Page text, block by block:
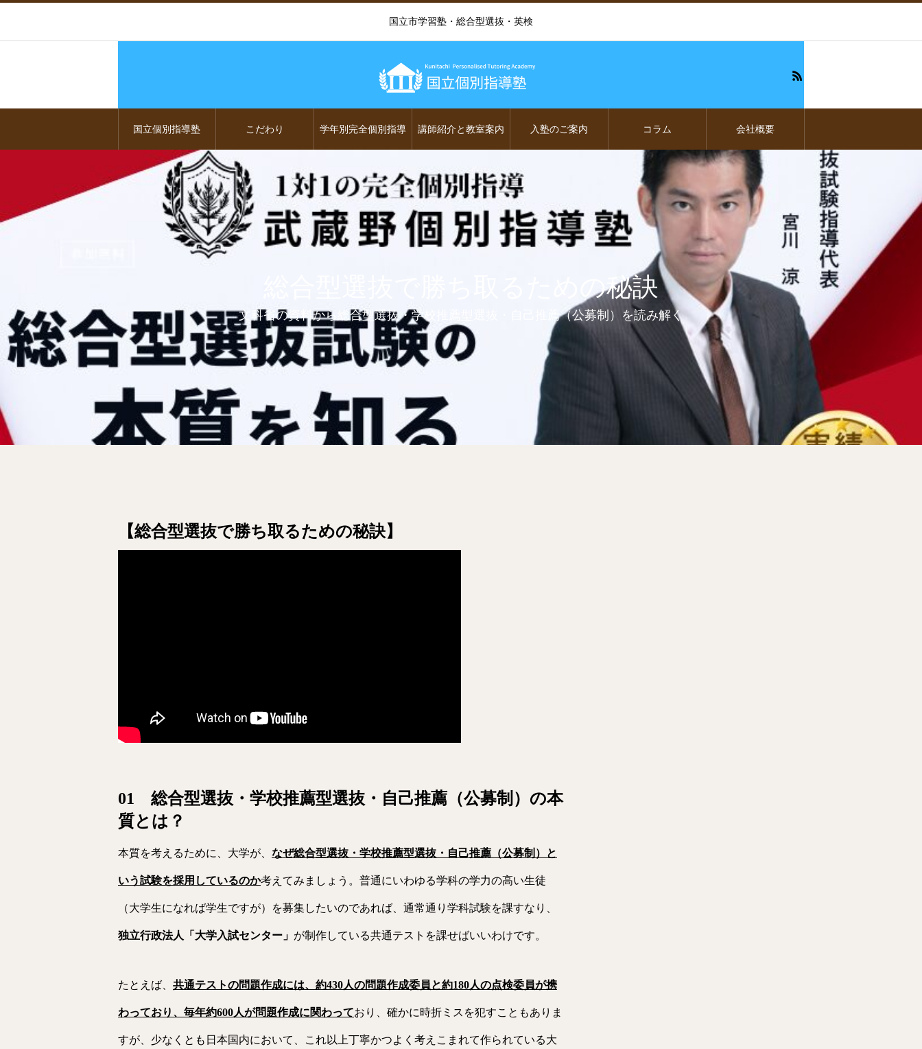
国立市学習塾・総合型選抜・英検
国立個別指導塾 こだわり 学年別完全個別指導 講師紹介と教室案内 入塾のご案内 コラム 会社概要
総合型選抜で勝ち取るための秘訣
文科省の資料から総合型選抜・学校推薦型選抜・自己推薦（公募制）を読み解く
【総合型選抜で勝ち取るための秘訣】
01 総合型選抜・学校推薦型選抜・自己推薦（公募制）の本
質とは？
本質を考えるために、大学が、 なぜ総合型選抜・学校推薦型選抜・自己推薦（公募制） と
いう試験を採用しているのか考えてみましょう。普通にいわゆる学科の学力の高い生徒
（大学生になれば学生ですが）を募集したいのであれば、通常通り学科試験を課すなり、
独立行政法人「大学入試センター」 が制作している共通テストを課せばいいわけです。
たとえば、 共通テストの問題作成には、約430人の問題作成委員と約180人の点検委員が携
わっており、毎年約600人が問題作成に関わっており、確かに時折ミスを犯すこともありま
すが、少なくとも日本国内において、これ以上丁寧かつよく考えこまれて作られている大